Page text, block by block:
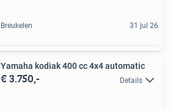
Breukelen 31 jul 26
Yamaha kodiak 400 cc 4x4 automatic
€ 3.750,- Details